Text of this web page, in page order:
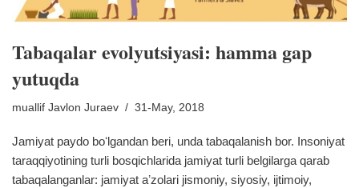
Tabaqalar evolyutsiyasi: hamma gap
yutuqda
muallif Javlon Juraev 31-May, 2018
Jamiyat paydo boʻlgandan beri, unda tabaqalanish bor. Insoniyat
taraqqiyotining turli bosqichlarida jamiyat turli belgilarga qarab
tabaqalanganlar: jamiyat aʼzolari jismoniy, siyosiy, ijtimoiy,